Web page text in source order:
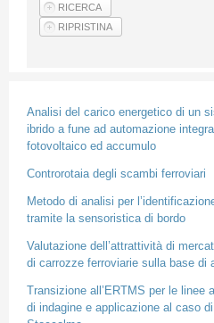
Articoli
Analisi del carico energetico di un
ibrido a fune ad automazione
fotovoltaico ed accumulo
Controrotaia degli scambi ferroviari
Metodo di analisi per
tramite la sensoristica di bordo
Valutazione dell’attrattività di
di carrozze ferroviarie sulla base di
Transizione all’ERTMS per le linee
di indagine e applicazione al caso